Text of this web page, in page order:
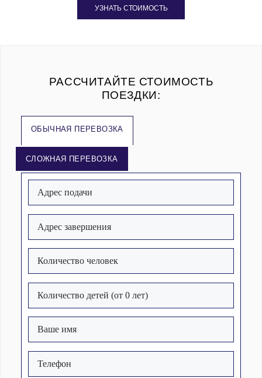
УЗНАТЬ СТОИМОСТЬ
РАССЧИТАЙТЕ СТОИМОСТЬ
ПОЕЗДКИ:
ОБЫЧНАЯ ПЕРЕВОЗКА
СЛОЖНАЯ ПЕРЕВОЗКА